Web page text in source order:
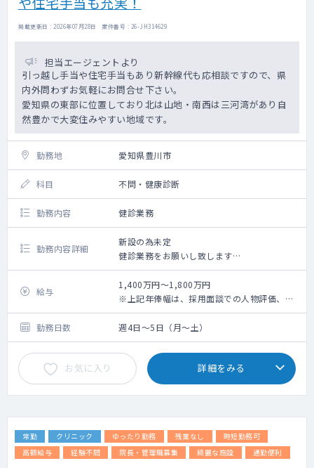
掲載更新日 : 2026年07月28日 案件番号 : 26-JH314629
担当エージェントより
引っ越し手当や住宅手当もあり新幹線代も応相談ですので、県
内外問わずお気軽にお問合せ下さい。
愛知県の東部に位置しており北は山地・南西は三河湾があり自
然豊かで大変住みやすい地域です。
勤務地 愛知県豊川市
科目 不問・健康診断
勤務内容 健診業務
勤務内容詳細
新設の為未定
健診業務をお願いし致します
1：受診者の診察（火・金曜日午後健診有、
15：00～16：30）
2：問診、聴打診
3：健診判定
4：検査結果説明
5：健診スタッフとの連携
6：健診事業運営・品質向上への参画
電子カルテ（メーカー：CSI-ミライズ）
健診システム（タック）
給与
1,400万円～1,800万円
※上記年俸幅は、採用面談での人物評価、業
務内容詳細、個々スキルに応じて最終決定さ
せていただきます。
勤務日数 週4日～5日（月～土）
お気に入り 詳細をみる
常勤 クリニック ゆったり勤務 残業なし
時短勤務可
高額給与
経験不問 院長・管理職募集 綺麗な施設 通勤便利